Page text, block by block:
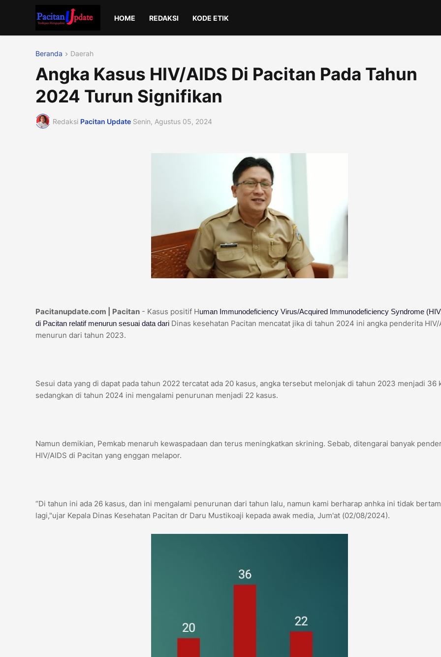
HOME REDAKSI KODE ETIK
Beranda Daerah
Angka Kasus HIV/AIDS Di Pacitan Pada Tahun
2024 Turun Signifikan
Redaksi Pacitan Update Senin, Agustus 05, 2024
Pacitanupdate.com | Pacitan - Kasus positif Human Immunodeficiency Virus/Acquired Immunodeficiency Syndrome
di Pacitan relatif menurun sesuai data dari Dinas kesehatan Pacitan mencatat jika di tahun 2024 ini angka penderita HIV/
menurun dari tahun 2023.
Sesui data yang di dapat pada tahun 2022 tercatat ada 20 kasus, angka tersebut melonjak di tahun 2023 menjadi 36
sedangkan di tahun 2024 ini mengalami penurunan menjadi 22 kasus.
Namun demikian, Pemkab menaruh kewaspadaan dan terus meningkatkan skrining. Sebab, ditengarai banyak
HIV/AIDS di Pacitan yang enggan melapor.
‘’Di tahun ini ada 26 kasus, dan ini mengalami penurunan dari tahun lalu, namun kami berharap anhka ini tidak
lagi,"ujar Kepala Dinas Kesehatan Pacitan dr Daru Mustikoaji kepada awak media, Jum'at (02/08/2024).